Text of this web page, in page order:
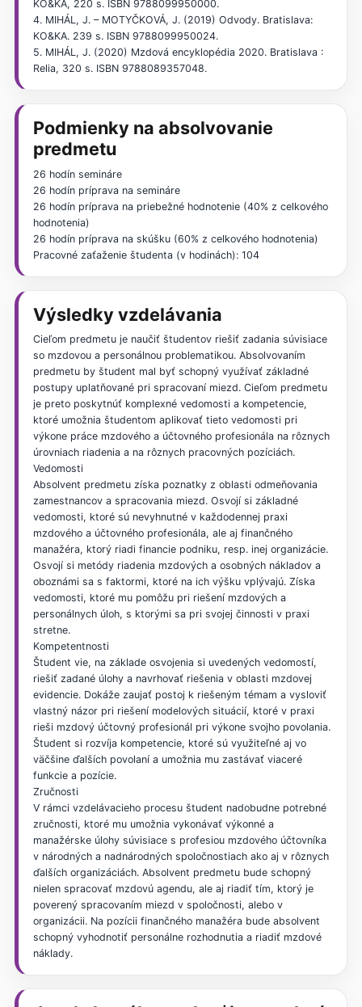
KO&KA, 220 s. ISBN 9788099950000.
4. MIHÁL, J. – MOTYČKOVÁ, J. (2019) Odvody. Bratislava:
KO&KA. 239 s. ISBN 9788099950024.
5. MIHÁL, J. (2020) Mzdová encyklopédia 2020. Bratislava :
Relia, 320 s. ISBN 9788089357048.
Podmienky na absolvovanie
predmetu
26 hodín semináre
26 hodín príprava na semináre
26 hodín príprava na priebežné hodnotenie (40% z celkového
hodnotenia)
26 hodín príprava na skúšku (60% z celkového hodnotenia)
Pracovné zaťaženie študenta (v hodinách): 104
Výsledky vzdelávania
Cieľom predmetu je naučiť študentov riešiť zadania súvisiace
so mzdovou a personálnou problematikou. Absolvovaním
predmetu by študent mal byť schopný využívať základné
postupy uplatňované pri spracovaní miezd. Cieľom predmetu
je preto poskytnúť komplexné vedomosti a kompetencie,
ktoré umožnia študentom aplikovať tieto vedomosti pri
výkone práce mzdového a účtovného profesionála na rôznych
úrovniach riadenia a na rôznych pracovných pozíciách.
Vedomosti
Absolvent predmetu získa poznatky z oblasti odmeňovania
zamestnancov a spracovania miezd. Osvojí si základné
vedomosti, ktoré sú nevyhnutné v každodennej praxi
mzdového a účtovného profesionála, ale aj finančného
manažéra, ktorý riadi financie podniku, resp. inej organizácie.
Osvojí si metódy riadenia mzdových a osobných nákladov a
oboznámi sa s faktormi, ktoré na ich výšku vplývajú. Získa
vedomosti, ktoré mu pomôžu pri riešení mzdových a
personálnych úloh, s ktorými sa pri svojej činnosti v praxi
stretne.
Kompetentnosti
Študent vie, na základe osvojenia si uvedených vedomostí,
riešiť zadané úlohy a navrhovať riešenia v oblasti mzdovej
evidencie. Dokáže zaujať postoj k riešeným témam a vysloviť
vlastný názor pri riešení modelových situácií, ktoré v praxi
rieši mzdový účtovný profesionál pri výkone svojho povolania.
Študent si rozvíja kompetencie, ktoré sú využiteľné aj vo
väčšine ďalších povolaní a umožnia mu zastávať viaceré
funkcie a pozície.
Zručnosti
V rámci vzdelávacieho procesu študent nadobudne potrebné
zručnosti, ktoré mu umožnia vykonávať výkonné a
manažérske úlohy súvisiace s profesiou mzdového účtovníka
v národných a nadnárodných spoločnostiach ako aj v rôznych
ďalších organizáciách. Absolvent predmetu bude schopný
nielen spracovať mzdovú agendu, ale aj riadiť tím, ktorý je
poverený spracovaním miezd v spoločnosti, alebo v
organizácii. Na pozícii finančného manažéra bude absolvent
schopný vyhodnotiť personálne rozhodnutia a riadiť mzdové
náklady.